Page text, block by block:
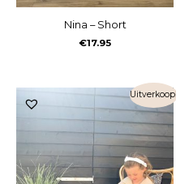
Nina – Short
€17.95